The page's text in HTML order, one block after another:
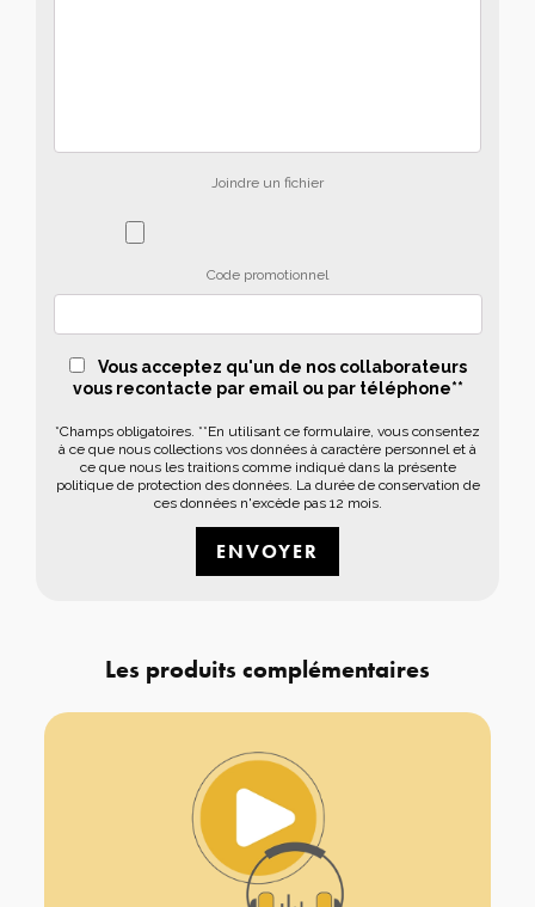
Joindre un fichier
Code promotionnel
Vous acceptez qu'un de nos collaborateurs
vous recontacte par email ou par téléphone**
*Champs obligatoires. **En utilisant ce formulaire, vous consentez
à ce que nous collections vos données à caractère personnel et à
ce que nous les traitions comme indiqué dans la présente
politique de protection des données. La durée de conservation de
ces données n'excède pas 12 mois.
Les produits complémentaires